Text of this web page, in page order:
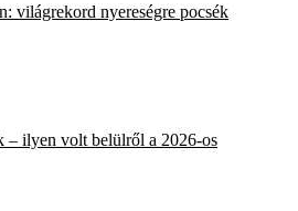
világrekord nyereségre pocsék
ilyen volt belülről a 2026-os